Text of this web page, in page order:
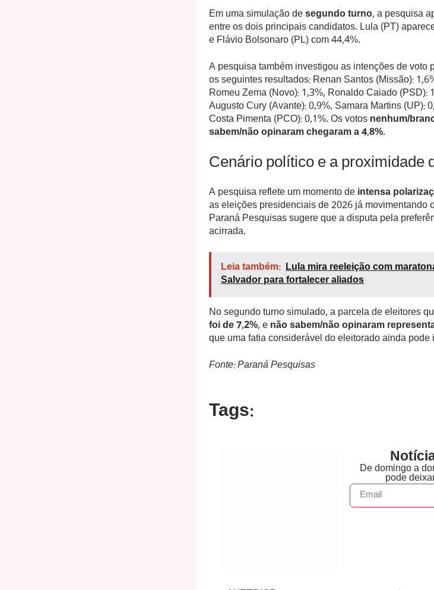
Em uma simulação desegundo turno, a pesquisa
entre os dois principais candidatos. Lula (PT)
e Flávio Bolsonaro (PL) com 44,4%.
A pesquisa também investigou as intenções de voto
os seguintes resultados: Renan Santos (Missão):
Romeu Zema (Novo): 1,3%, Ronaldo Caiado (PSD):
Augusto Cury (Avante): 0,9%, Samara Martins (UP):
Costa Pimenta (PCO): 0,1%. Os votosnenhum/
sabem/não opinaram chegaram a 4,8%.
Cenário político e a proximidade
A pesquisa reflete um momento deintensa
as eleições presidenciais de 2026 já movimentando
Paraná Pesquisas sugere que a disputa pela
acirrada.
Leia também: Lula mira reeleição com
Salvador para fortalecer aliados
No segundo turno simulado, a parcela de eleitores
foi de 7,2%, enão sabem/não opinaram
que uma fatia considerável do eleitorado ainda
Fonte: Paraná Pesquisas
Tags:
De domingo a
pode